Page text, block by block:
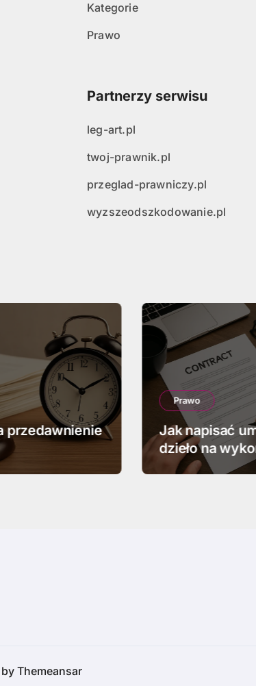
Kategorie
Prawo
Partnerzy serwisu
leg-art.pl
twoj-prawnik.pl
przeglad-prawniczy.pl
wyzszeodszkodowanie.pl
przedawnienie
Prawo
Jak napisać
dzieło na
projektu
Themeansar